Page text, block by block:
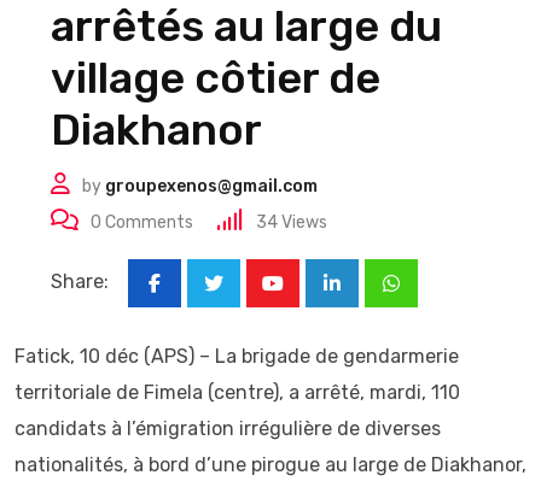
arrêtés au large du
village côtier de
Diakhanor
by groupexenos@gmail.com
0 Comments 34Views
Share:
LinkedInWhatsapp
Fatick, 10 déc (APS) – La brigade de gendarmerie
territoriale de Fimela (centre), a arrêté, mardi, 110
candidats à l’émigration irrégulière de diverses
nationalités, à bord d’une pirogue au large de Diakhanor,